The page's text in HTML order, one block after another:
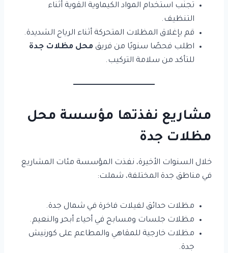
تجنّب استخدام المواد الكيماوية القوية أثناء
التنظيف.
قم بإغلاق المظلات المتحركة أثناء الرياح الشديدة.
اطلب فحصًا سنويًا من فريق محل مظلات جدة
للتأكد من سلامة التركيب.
مشاريع نفذتها مؤسسة محل
مظلات جدة
خلال السنوات الأخيرة، نفذت المؤسسة مئات المشاريع
في مناطق جدة المختلفة، شملت:
مظلات حدائق لفيلات فاخرة في شمال جدة.
مظلات جلسات ومسابح في أحياء أبحر والنعيم.
مظلات خارجية للمقاهي والمطاعم على كورنيش
جدة.